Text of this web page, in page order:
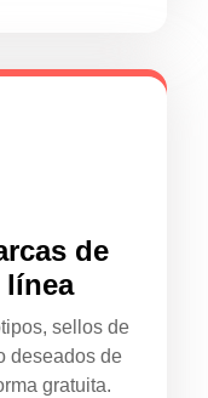
de
línea
sellos de
deseados de
gratuita.